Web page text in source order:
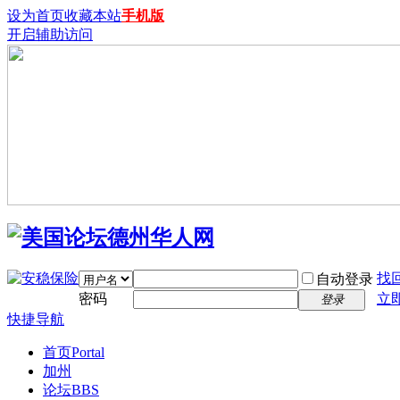
设为首页收藏本站手机版
开启辅助访问
自动登录 找
密码
登录
立
快捷导航
首页Portal
加州
论坛BBS